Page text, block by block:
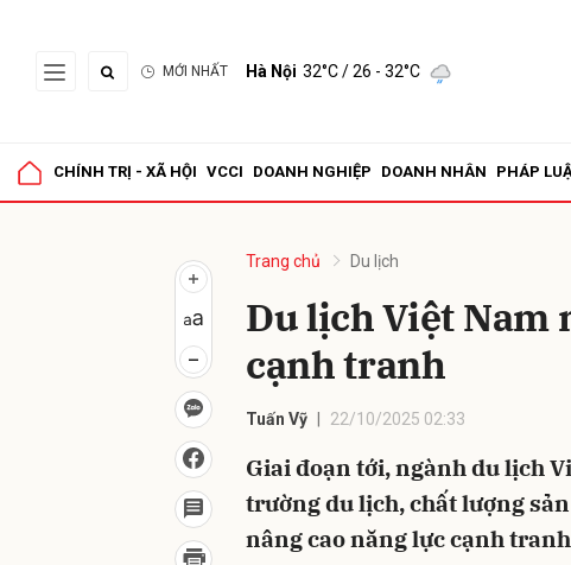
MỚI NHẤT Hà Nội 32°C/ 26 - 32°C
CHÍNH TRỊ - XÃ HỘI VCCI DOANH NGHIỆP DOANH NHÂN PHÁP
Trang chủ Du lịch
Du lịch Việt Nam
cạnh tranh
Tuấn Vỹ 22/10/2025 02:33
Giai đoạn tới, ngành du lịch
trường du lịch, chất lượng
nâng cao năng lực cạnh